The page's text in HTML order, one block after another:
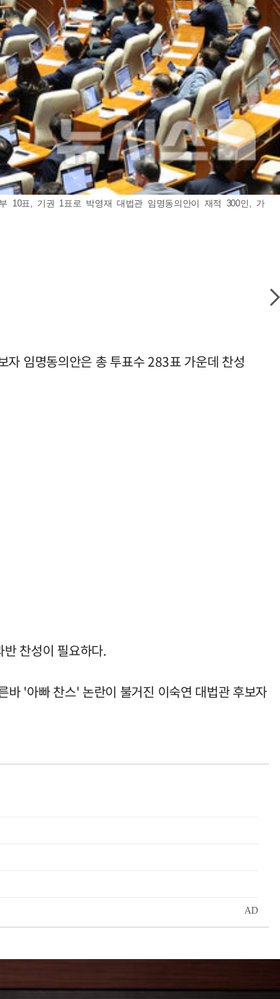
10표, 기권 1표로 박영재 대법관 임명동의안이 재적 300인, 가
임명동의안은 총 투표수 283표 가운데 찬성
찬성이 필요하다.
바 '아빠 찬스' 논란이 불거진 이숙연 대법관 후보자